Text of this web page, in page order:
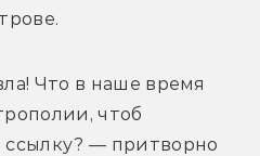
Что в наше время
чтоб
ссылку? — притворно